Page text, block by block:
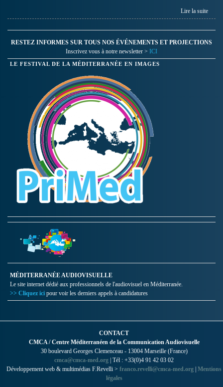
Lire la suite
RESTEZ INFORMES SUR TOUS NOS ÉVÉNEMENTS ET PROJECTIONS
Inscrivez vous à notre newsletter > ICI
LE FESTIVAL DE LA MÉDITERRANÉE EN IMAGES
MÉDITERRANÉE AUDIOVISUELLE
Le site internet dédié aux professionnels de l'audiovisuel en Méditerranée.
>> Cliquez ici pour voir les derniers appels à candidatures
CONTACT
CMCA / Centre Méditerranéen de la Communication Audiovisuelle
30 boulevard Georges Clemenceau - 13004 Marseille (France)
cmca@cmca-med.org | Tél : +33(0)4 91 42 03 02
Développement web & multimédias F.Revelli > franco.revelli@cmca-med.org Mentions
légales